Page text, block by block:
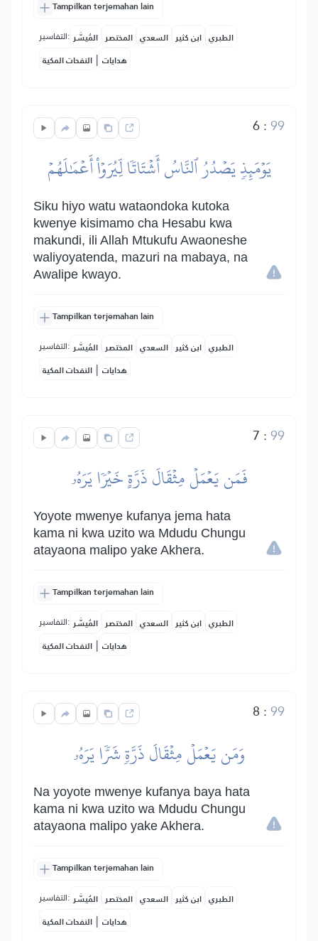
Tampilkan terjemahan lain
التفاسير: المُيسَّر المختصر السعدي ابن كثير الطبري
النفحات المكية | هدايات
6:99
يَوۡمَئِذٖ يَصۡدُرُ ٱلنَّاسُ أَشۡتَاتٗا لِّيُرَوۡاْ أَعۡمَٰلَهُمۡ
Siku hiyo watu wataondoka kutoka
kwenye kisimamo cha Hesabu kwa
makundi, ili Allah Mtukufu Awaoneshe
waliyoyatenda, mazuri na mabaya, na
Awalipe kwayo.
Tampilkan terjemahan lain
التفاسير: المُيسَّر المختصر السعدي ابن كثير الطبري
النفحات المكية | هدايات
7 :99
فَمَن يَعۡمَلۡ مِثۡقَالَ ذَرَّةٍ خَيۡرٗا يَرَهُۥ
Yoyote mwenye kufanya jema hata
kama ni kwa uzito wa Mdudu Chungu
atayaona malipo yake Akhera.
Tampilkan terjemahan lain
التفاسير: المُيسَّر المختصر السعدي ابن كثير الطبري
النفحات المكية | هدايات
8 :99
وَمَن يَعۡمَلۡ مِثۡقَالَ ذَرَّةٖ شَرّٗا يَرَهُۥ
Na yoyote mwenye kufanya baya hata
kama ni kwa uzito wa Mdudu Chungu
atayaona malipo yake Akhera.
Tampilkan terjemahan lain
التفاسير: المُيسَّر المختصر السعدي ابن كثير الطبري
النفحات المكية | هدايات